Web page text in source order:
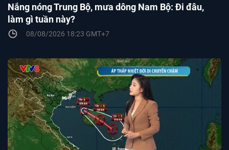
Nắng nóng Trung Bộ, mưa dông Nam Bộ: Đi đâu,
làm gì tuần này?
08/08/2026 18:23 GMT+7